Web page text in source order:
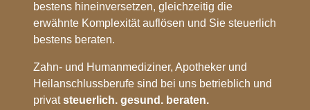
bestens hineinversetzen, gleichzeitig die
erwähnte Komplexität auflösen und Sie steuerlich
bestens beraten.
Zahn- und Humanmediziner, Apotheker und
Heilanschlussberufe sind bei uns betrieblich und
privatsteuerlich. gesund. beraten.